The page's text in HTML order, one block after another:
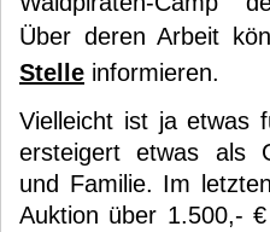
Über deren Arbeit
Stelle informieren.
Vielleicht ist ja etwas
ersteigert etwas als
und Familie. Im
Auktion über 1.500,-